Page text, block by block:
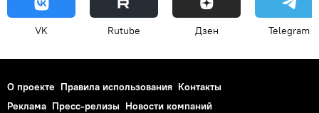
VK Rutube Дзен Telegram
О проекте Правила использования Контакты
Реклама Пресс-релизы Новости компаний